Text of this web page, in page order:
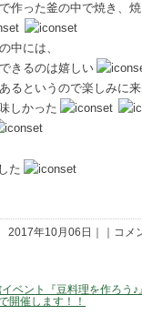
作った釜の中で焼き、
中には、
きるのは嬉しい
るというので楽しみに
しかった
た
2017年10月06日｜｜
豆
体
コメ
イベント『豆料理を作ろう
開催します！！